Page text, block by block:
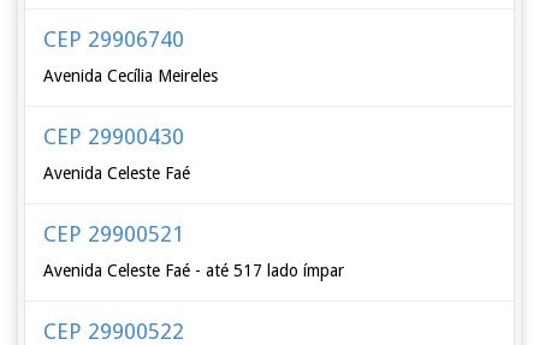
CEP 29906740
Avenida Cecília Meireles
CEP 29900430
Avenida Celeste Faé
CEP 29900521
Avenida Celeste Faé - até 517 lado ímpar
CEP 29900522